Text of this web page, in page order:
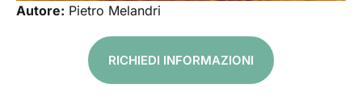
Autore: Pietro Melandri
RICHIEDI INFORMAZIONI